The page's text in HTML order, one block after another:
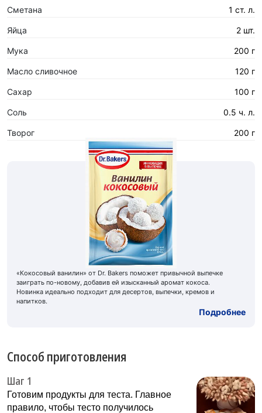
Сметана 1 ст. л.
Яйца 2 шт.
Мука 200 г
Масло сливочное 120 г
Сахар 100 г
Соль 0.5 ч. л.
Творог 200 г
«Кокосовый ванилин» от Dr. Bakers поможет привычной выпечке
заиграть по-новому, добавив ей изысканный аромат кокоса.
Новинка идеально подходит для десертов, выпечки, кремов и
напитков.
Подробнее
Способ приготовления
Шаг 1
Готовим продукты для теста. Главное
правило, чтобы тесто получилось